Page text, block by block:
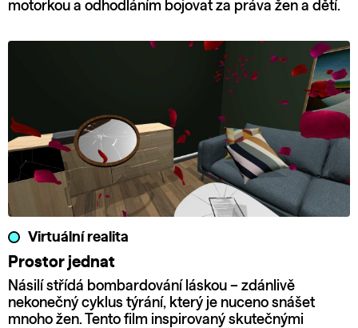
motorkou a odhodláním bojovat za práva žen a dětí.
Virtuální realita
Prostor jednat
Násilí střídá bombardování láskou – zdánlivě
nekonečný cyklus týrání, který je nuceno snášet
mnoho žen. Tento film inspirovaný skutečnými